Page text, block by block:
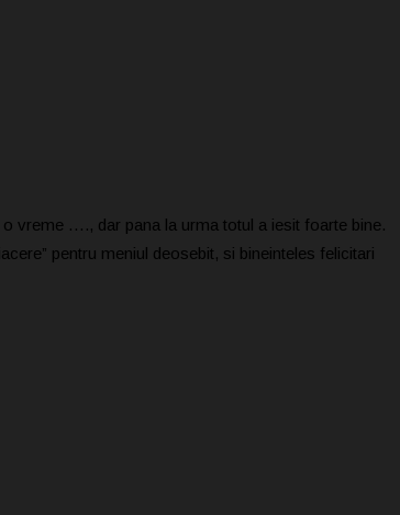
vreme …., dar pana la urma totul a iesit foarte bine.
pentru meniul deosebit, si bineinteles felicitari